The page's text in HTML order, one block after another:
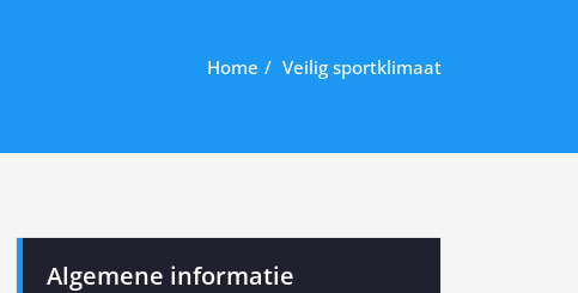
Home Veilig sportklimaat
Algemene informatie